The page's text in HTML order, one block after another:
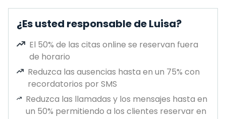
¿Es usted responsable de Luisa?
El 50% de las citas online se reservan fuera
de horario
Reduzca las ausencias hasta en un 75% con
recordatorios por SMS
Reduzca las llamadas y los mensajes hasta en
un 50% permitiendo a los clientes reservar en